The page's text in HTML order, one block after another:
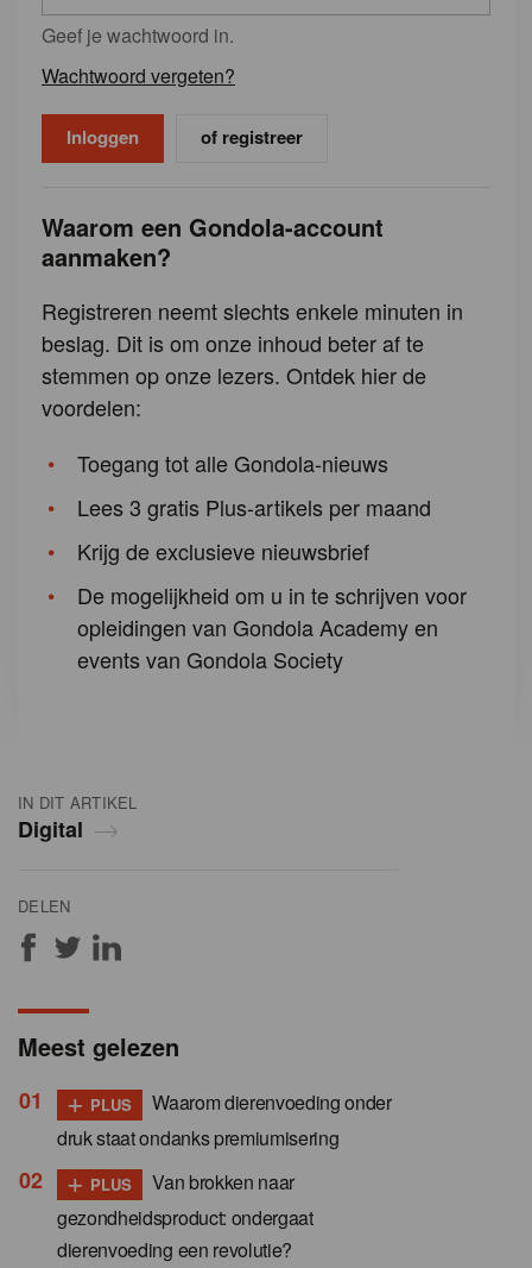
IN DIT ARTIKEL
Digital
DELEN
Geef je wachtwoord in.
Wachtwoord vergeten?
of registreer
Waarom een Gondola-account
aanmaken?
Registreren neemt slechts enkele minuten in
beslag. Dit is om onze inhoud beter af te
stemmen op onze lezers. Ontdek hier de
voordelen:
Toegang tot alle Gondola-nieuws
Lees 3 gratis Plus-artikels per maand
Krijg de exclusieve nieuwsbrief
De mogelijkheid om u in te schrijven voor
opleidingen van Gondola Academy en
events van Gondola Society
Meest gelezen
+ PLUS
Waarom dierenvoeding onder
druk staat ondanks premiumisering
+ PLUS
Van brokken naar
gezondheidsproduct: ondergaat
dierenvoeding een revolutie?